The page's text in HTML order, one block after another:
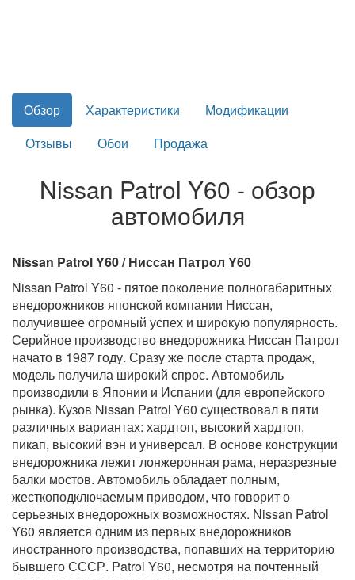
Обзор Характеристики
Модификации
Отзывы
Обои Продажа
Nissan Patrol Y60 - обзор
автомобиля
Nissan Patrol Y60 / Ниссан Патрол Y60
Nissan Patrol Y60 - пятое поколение полногабаритных
внедорожников японской компании Ниссан,
получившее огромный успех и широкую популярность.
Серийное производство внедорожника Ниссан Патрол
начато в 1987 году. Сразу же после старта продаж,
модель получила широкий спрос. Автомобиль
производили в Японии и Испании (для европейского
рынка). Кузов Nissan Patrol Y60 существовал в пяти
различных вариантах: хардтоп, высокий хардтоп,
пикап, высокий вэн и универсал. В основе конструкции
внедорожника лежит лонжеронная рама, неразрезные
балки мостов. Автомобиль обладает полным,
жесткоподключаемым приводом, что говорит о
серьезных внедорожных возможностях. Nissan Patrol
Y60 является одним из первых внедорожников
иностранного производства, попавших на территорию
бывшего СССР. Patrol Y60, несмотря на почтенный